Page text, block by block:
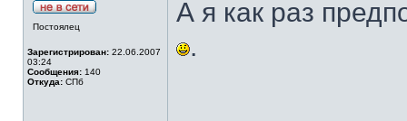
Постоялец
Зарегистрирован: 22.06.2007
03:24
Сообщения: 140
Откуда: СПб
А я как раз
.